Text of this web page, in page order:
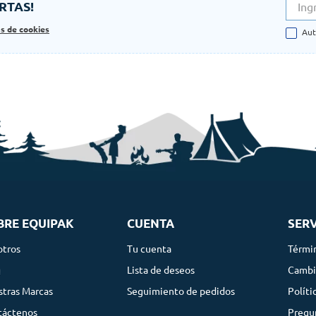
de cookies
EQUIPAK
Marcas
CUENTA
Tu cuenta
Lista de deseos
Seguimiento de pedidos